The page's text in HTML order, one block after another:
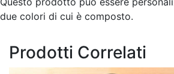
due colori di cui è composto.
Prodotti Correlati